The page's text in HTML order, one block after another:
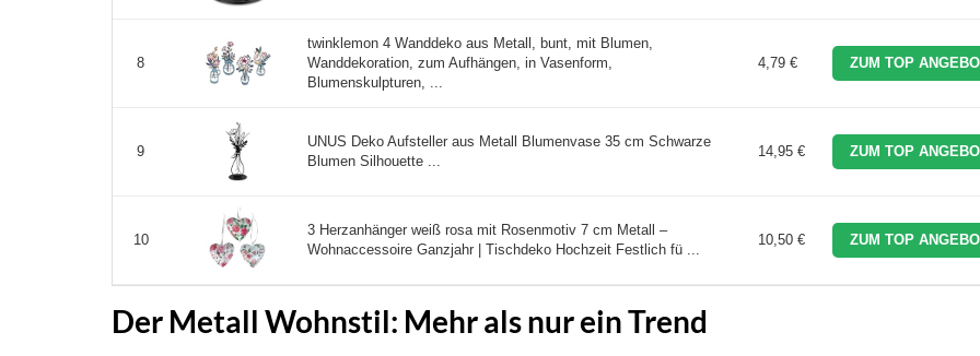
8
twinklemon 4 Wanddeko aus Metall, bunt, mit Blumen,
Wanddekoration, zum Aufhängen, in Vasenform,
Blumenskulpturen, ...
4,79 € ZUM TOP
9
UNUS Deko Aufsteller aus Metall Blumenvase 35 cm Schwarze
Blumen Silhouette ...
14,95 € ZUM TOP
10
3 Herzanhänger weiß rosa mit Rosenmotiv 7 cm Metall –
Wohnaccessoire Ganzjahr | Tischdeko Hochzeit Festlich fü ...
10,50 € ZUM TOP
Der Metall Wohnstil: Mehr als nur ein Trend